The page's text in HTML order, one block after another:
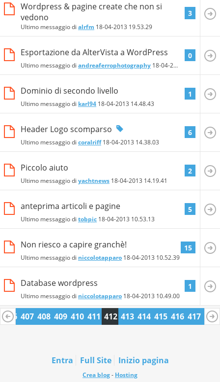
Wordpress & pagine create che non si
vedono
Ultimo messaggio di alrfm 18-04-2013 19.53.29
3
Esportazione da AlterVista a WordPress
Ultimo messaggio di andreaferrophotography 18-04-2013
0
Dominio di secondo livello
Ultimo messaggio di karl94 18-04-2013 14.48.43
1
Header Logo scomparso
Ultimo messaggio di coralriff18-04-2013 14.38.03
6
Piccolo aiuto
Ultimo messaggio di yachtnews 18-04-2013 14.19.41
2
anteprima articoli e pagine
Ultimo messaggio di tobpic 18-04-2013 10.53.13
5
Non riesco a capire granchè!
Ultimo messaggio di niccolotapparo 18-04-2013 10.52.39
15
Database wordpress
Ultimo messaggio di niccolotapparo 18-04-2013 10.49.00
1
406 407 408 409 410 411 412 413 414 415 416 417 418
Entra Full Site Inizio pagina
Crea blog- Hosting